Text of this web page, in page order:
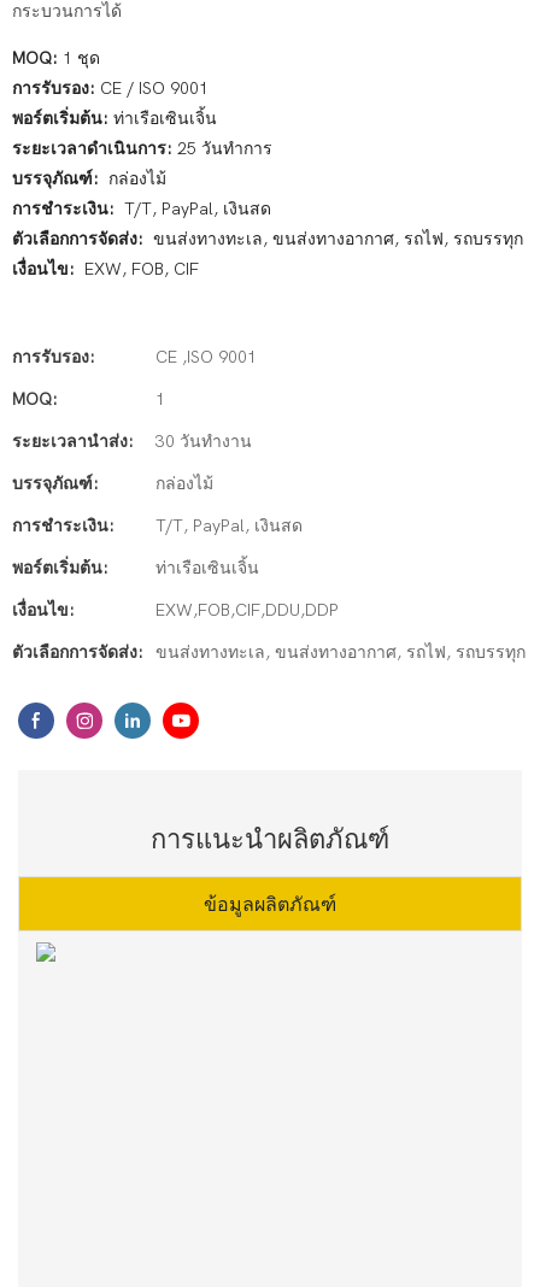
กระบวนการได้
MOQ: 1 ชุด
การรับรอง: CE / ISO 9001
พอร์ตเริ่มต้น: ท่าเรือเซินเจิ้น
ระยะเวลาดำเนินการ: 25 วันทำการ
บรรจุภัณฑ์: กล่องไม้
การชำระเงิน: T/T, PayPal, เงินสด
ตัวเลือกการจัดส่ง: ขนส่งทางทะเล, ขนส่งทางอากาศ, รถไฟ, รถบรรทุก
เงื่อนไข: EXW, FOB, CIF
การรับรอง: CE ,ISO 9001
MOQ: 1
ระยะเวลานำส่ง: 30 วันทำงาน
บรรจุภัณฑ์: กล่องไม้
การชำระเงิน: T/T, PayPal, เงินสด
พอร์ตเริ่มต้น: ท่าเรือเซินเจิ้น
เงื่อนไข: EXW,FOB,CIF,DDU,DDP
ตัวเลือกการจัดส่ง: ขนส่งทางทะเล, ขนส่งทางอากาศ, รถไฟ, รถบรรทุก
การแนะนำผลิตภัณฑ์
ข้อมูลผลิตภัณฑ์